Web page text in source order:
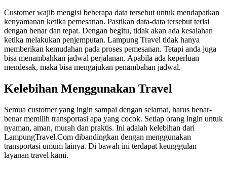
Customer wajib mengisi beberapa data tersebut untuk mendapatkan
kenyamanan ketika pemesanan. Pastikan data-data tersebut terisi
dengan benar dan tepat. Dengan begitu, tidak akan ada kesalahan
ketika melakukan penjemputan. Lampung Travel tidak hanya
memberikan kemudahan pada proses pemesanan. Tetapi anda juga
bisa menambahkan jadwal perjalanan. Apabila ada keperluan
mendesak, maka bisa mengajukan penambahan jadwal.
Kelebihan Menggunakan Travel
Semua customer yang ingin sampai dengan selamat, harus benar-
benar memilih transportasi apa yang cocok. Setiap orang ingin untuk
nyaman, aman, murah dan praktis. Ini adalah kelebihan dari
LampungTravel.Com dibandingkan dengan menggunakan
transportasi umum lainya. Di bawah ini terdapat keunggulan
layanan travel kami.